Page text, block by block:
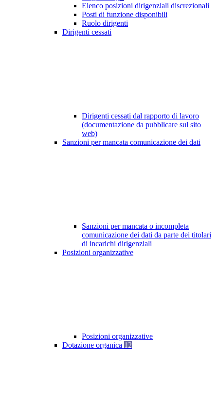
Elenco posizioni dirigenziali discrezionali
Posti di funzione disponibili
Ruolo dirigenti
Dirigenti cessati
Dirigenti cessati dal rapporto di lavoro
(documentazione da pubblicare sul sito
web)
Sanzioni per mancata comunicazione dei dati
Sanzioni per mancata o incompleta
comunicazione dei dati da parte dei titolari
di incarichi dirigenziali
Posizioni organizzative
Posizioni organizzative
Dotazione organica 12